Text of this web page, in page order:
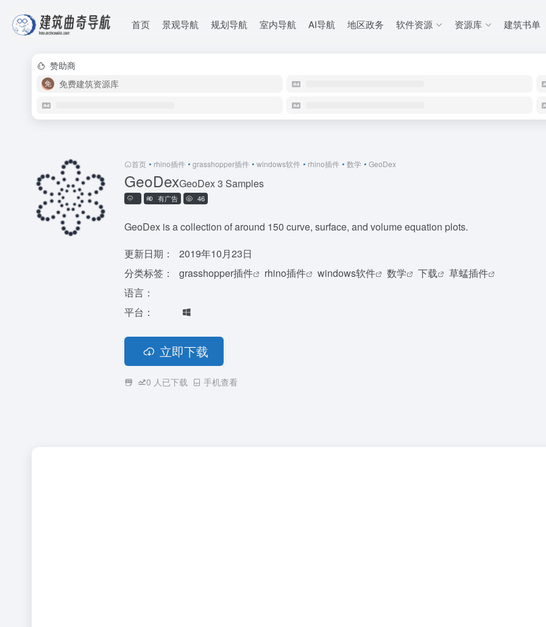
首页 景观导航 规划导航 室内导航 AI导航 地区政务 软件资源 资源库 建筑书单
赞助商
免费建筑资源库
首页 • rhino插件 • grasshopper插件 • windows软件 • rhino插件 • 数学 • GeoDex
GeoDexGeoDex 3 Samples
有广告 46
GeoDex is a collection of around 150 curve, surface, and volume equation plots.
更新日期：
2019年10月23日
分类标签：
grasshopper插件 rhino插件 windows软件 数学 下载
草蜢插件
语言：
平台：
立即下载
0 人已下载 手机查看